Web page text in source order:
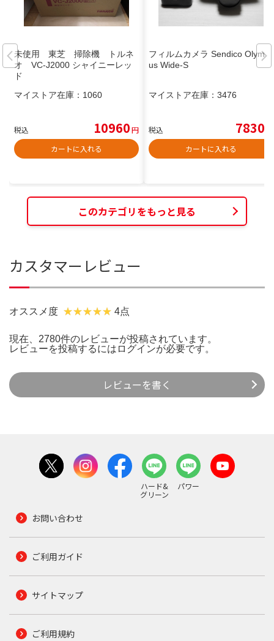
未使用 東芝 掃除機 トルネ
オ VC-J2000 シャイニーレッ
ド
マイストア在庫： 1060
税込 10960円
カートに入れる
フィルムカメラ Sendico Olymp
us Wide-S
マイストア在庫： 3476
税込 7830
カートに入れる
このカテゴリをもっと見る
カスタマーレビュー
オススメ度 4点
現在、2780件のレビューが投稿されています。
レビューを投稿するには ログインが必要です。
レビューを書く
ハード&
グリーン
パワー
お問い合わせ
ご利用ガイド
サイトマップ
ご利用規約